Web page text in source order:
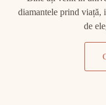
diamantele prind viață,
de